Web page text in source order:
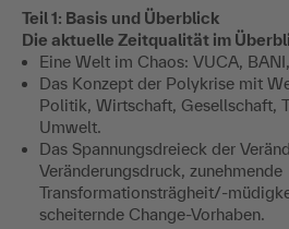
Teil 1: Basis und Überblick
Die aktuelle Zeitqualität im
Eine Welt im Chaos: VUCA,
Das Konzept der Polykrise mit
Politik, Wirtschaft, Gesellschaft,
Umwelt.
Das Spannungsdreieck der
Veränderungsdruck, zunehmende
Transformationsträgheit/-
scheiternde Change-Vorhaben.